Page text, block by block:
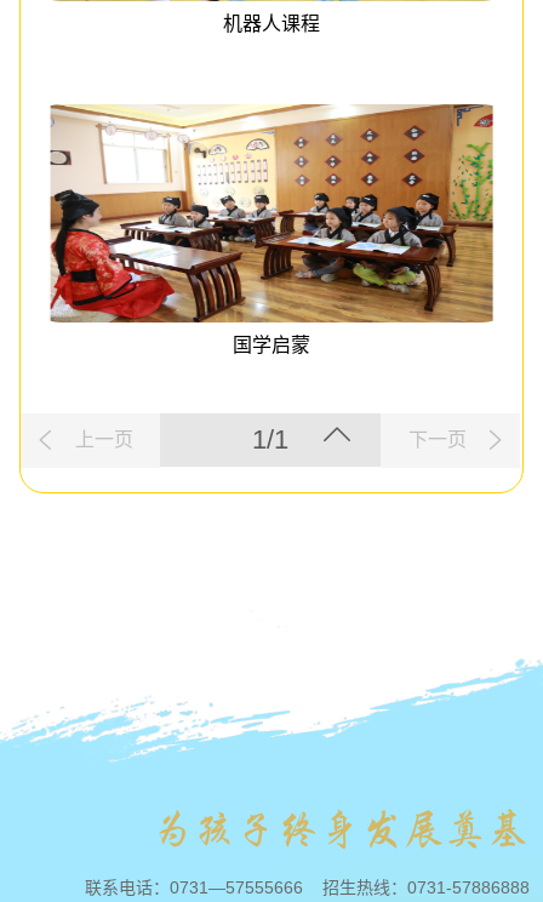
机器人课程
国学启蒙
上一页 1/1 下一页
联系电话： 0731—57555666 招生热线： 0731-57886888